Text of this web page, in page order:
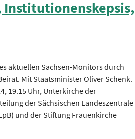
Institutionenskepsis,
aktuellen Sachsen-Monitors durch
Mit Staatsminister Oliver Schenk.
19.15 Uhr, Unterkirche der
der Sächsischen Landeszentrale
und der Stiftung Frauenkirche